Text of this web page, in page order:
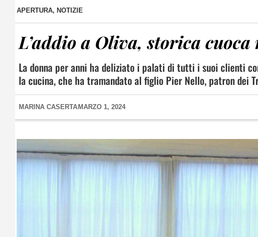
APERTURA, NOTIZIE
L’addio a Oliva, storica
La donna per anni ha deliziato i palati di tutti i suoi clienti
la cucina, che ha tramandato al figlio Pier Nello, patron dei
MARINA CASERTA MARZO 1, 2024